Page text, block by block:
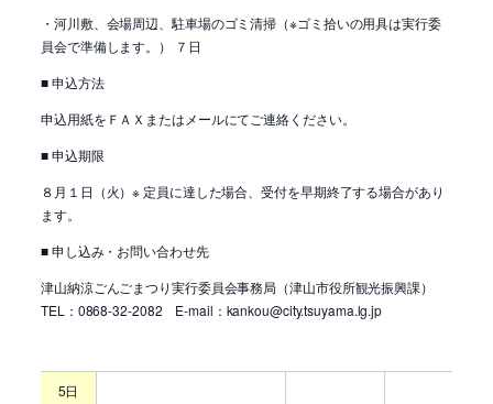
・河川敷、会場周辺、駐車場のゴミ清掃（※ゴミ拾いの用具は実行委
員会で準備します。） ７日
■ 申込方法
申込用紙をＦＡＸまたはメールにてご連絡ください。
■ 申込期限
８月１日（火）※ 定員に達した場合、受付を早期終了する場合があり
ます。
■ 申し込み・お問い合わせ先
津山納涼ごんごまつり実行委員会事務局（津山市役所観光振興課）
TEL：0868-32-2082 E-mail：kankou@city.tsuyama.lg.jp
5日